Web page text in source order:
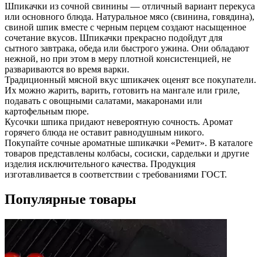
Шпикачки из сочной свинины — отличный вариант перекуса
или основного блюда. Натуральное мясо (свинина, говядина),
свиной шпик вместе с черным перцем создают насыщенное
сочетание вкусов. Шпикачки прекрасно подойдут для
сытного завтрака, обеда или быстрого ужина. Они обладают
нежной, но при этом в меру плотной консистенцией, не
развариваются во время варки.
Традиционный мясной вкус шпикачек оценят все покупатели.
Их можно жарить, варить, готовить на мангале или гриле,
подавать с овощными салатами, макаронами или
картофельным пюре.
Кусочки шпика придают невероятную сочность. Аромат
горячего блюда не оставит равнодушным никого.
Покупайте сочные ароматные шпикачки «Ремит». В каталоге
товаров представлены колбасы, сосиски, сардельки и другие
изделия исключительного качества. Продукция
изготавливается в соответствии с требованиями ГОСТ.
Популярные товары